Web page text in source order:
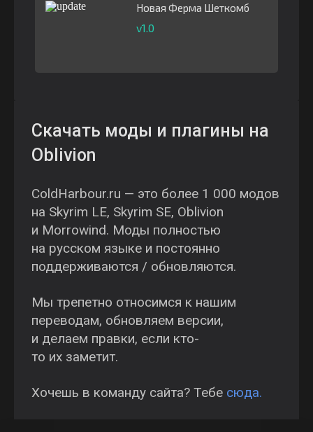
Новая Ферма Шеткомб
v1.0
Скачать моды и плагины на
Oblivion
ColdHarbour.ru — это более 1 000 модов
на Skyrim LE, Skyrim SE, Oblivion
и Morrowind. Моды полностью
на русском языке и постоянно
поддерживаются / обновляются.
Мы трепетно относимся к нашим
переводам, обновляем версии,
и делаем правки, если кто-
то их заметит.
Хочешь в команду сайта? Тебе сюда.